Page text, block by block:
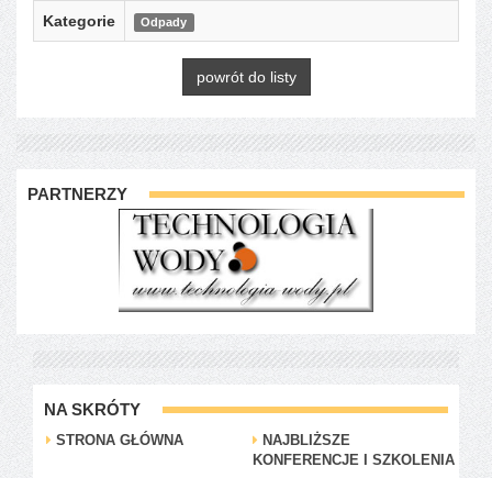
Kategorie Odpady
powrót do listy
PARTNERZY
NA SKRÓTY
STRONA GŁÓWNA
NAJBLIŻSZE
KONFERENCJE I SZKOLENIA